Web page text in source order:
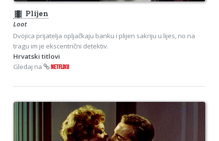
theaters Plijen
Loot
Dvojica prijatelja opljačkaju banku i plijen sakriju u lijes, no na
tragu im je ekscentrični detektiv.
Hrvatski titlovi
Gledaj na
NETFLIXU